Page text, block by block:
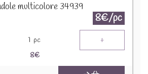
multicolore 34939
8€/pc
1 pc +
8€